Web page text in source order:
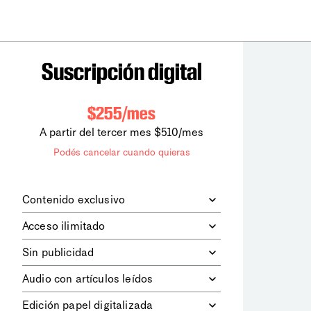
Suscripción digital
$255/mes
A partir del tercer mes $510/mes
Podés cancelar cuando quieras
Contenido exclusivo
digitales dela diaria
los contenidos de Le Monde
diplomatique.
Acceso ilimitado
contenidos.
Sin publicidad
publicitarios.
Audio con artículos leídos
Edición papel digitalizada